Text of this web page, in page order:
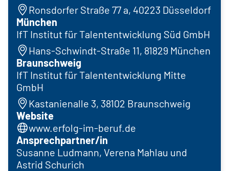
Ronsdorfer Straße 77 a, 40223 Düsseldorf
München
IfT Institut für Talententwicklung Süd GmbH
Hans-Schwindt-Straße 11, 81829 München
Braunschweig
IfT Institut für Talententwicklung Mitte
GmbH
Kastanienalle 3, 38102 Braunschweig
Website
www.erfolg-im-beruf.de
Ansprechpartner/in
Susanne Ludmann, Verena Mahlau und
Astrid Schurich